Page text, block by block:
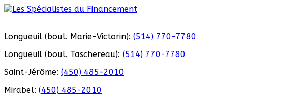
Longueuil (boul. Marie-Victorin): (514) 770-7780
Longueuil (boul. Taschereau): (514) 770-7780
Saint-Jérôme: (450) 485-2010
Mirabel: (450) 485-2010